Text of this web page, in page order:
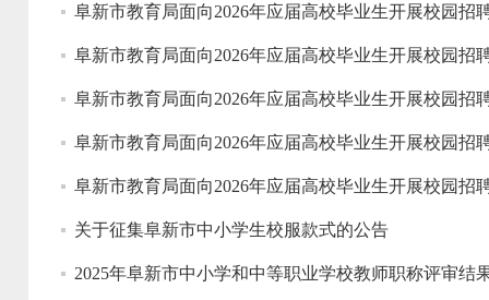
阜新市教育局面向2026年应届高校毕业生开展校园招
阜新市教育局面向2026年应届高校毕业生开展校园招
阜新市教育局面向2026年应届高校毕业生开展校园招
阜新市教育局面向2026年应届高校毕业生开展校园招
阜新市教育局面向2026年应届高校毕业生开展校园招
关于征集阜新市中小学生校服款式的公告
2025年阜新市中小学和中等职业学校教师职称评审结